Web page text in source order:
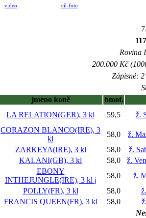
video cíl-foto
Rovina
200.000 Kč
Zápisné:
jméno koně
hmot.
LA RELATION(GER), 3 kl 59,5 ž.
CORAZON BLANCO(IRE), 3
kl
58,0
ž.
ZARKEYA(IRE), 3 kl 58,0
ž.
KALANI(GB), 3 kl 58,0
ž.
EBONY
INTHEJUNGLE(IRE), 3 kl j
58,0
ž.
POLLY(FR), 3 kl 58,0
FRANCIS QUEEN(FR), 3 kl 58,0